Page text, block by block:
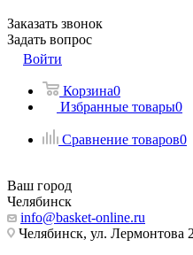
Заказать звонок
Задать вопрос
Войти
Корзина0
Избранные товары0
Сравнение товаров0
Ваш город
Челябинск
info@basket-online.ru
Челябинск, ул. Лермонтова